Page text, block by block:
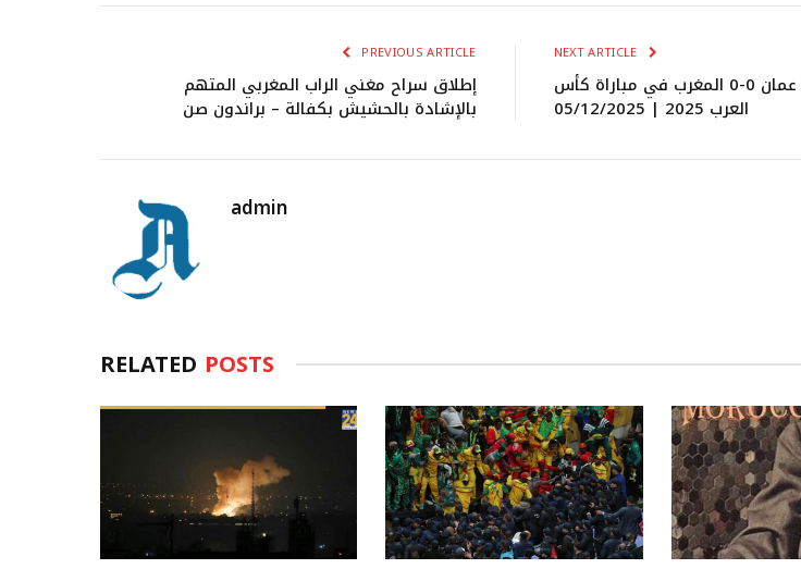
PREVIOUS ARTICLE
إطلاق سراح مغني الراب المغربي المتهم
بالإشادة بالحشيش بكفالة – ​​براندون صن
NEXT ARTICLE
ملخص مباراة عمان 0-0 المغرب في مباراة كأس
العرب 2025 | 05/12/2025
admin
RELATED POSTS